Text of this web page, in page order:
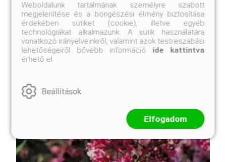
Weboldalunk tartalmának személyre szabott
megjelenítése és a böngészési élmény biztosítása
érdekében sütiket (cookie), illetve egyéb
technológiákat alkalmazunk. A sütik használatára
vonatkozó irányelveinkről, valamint azok testreszabási
lehetőségeiről bővebb információ ide kattintva
érhető el.
Beállítások
Elfogadom